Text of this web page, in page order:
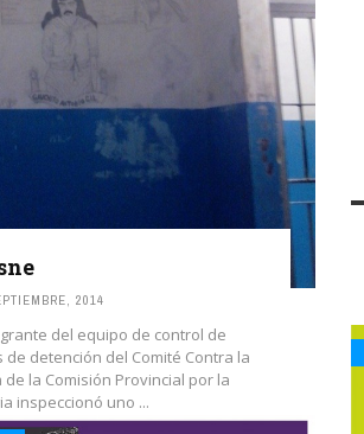
2014
del equipo de control de
de detención del Comité Contra la
de la Comisión Provincial por la
inspeccionó uno ...